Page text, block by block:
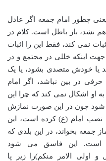
چطور امام جمعه اگر عادل
نشد، باز باطل است. کلام در
نمی کند، فقط این را اثبات
اینکه خللی در مجتمع و در
یا خودش متصدی بشود، یا یک
در بین نباشد، اگر امام
اشکال نمی کند که چرا این
شود چون در این صورت نمازش
امام (ع) کرده است، این
جمعه بخواند، در این بلدی که
است. این فاسق می شود
و اولی الامر منکم)را زیر پا